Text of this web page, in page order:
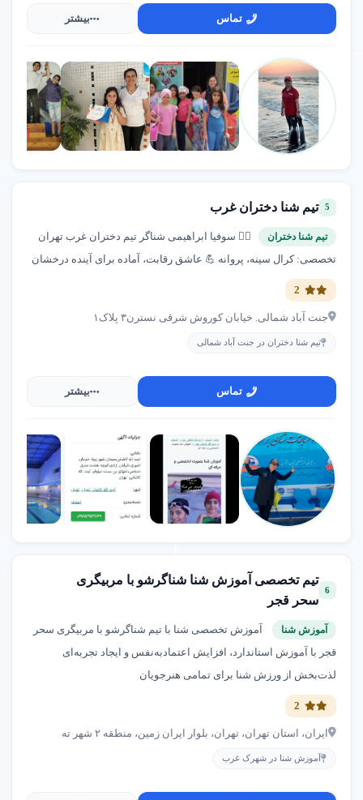
تماس بیشتر
5 تیم شنا دختران غرب
تیم شنا دختران
🏊‍♀️ سوفیا ابراهیمی شناگر تیم دختران غرب تهران
تخصصی: کرال سینه، پروانه 💪 عاشق رقابت، آماده برای آینده درخشان
جنت آباد شمالی. خیابان کوروش شرقی نسترن٣ پلاک١
تیم شنا دختران در جنت آباد شمالی
تماس بیشتر
6
تیم تخصصی آموزش شنا شناگرشو با مربیگری
سحر قجر
آموزش شنا
آموزش تخصصی شنا با تیم شناگرشو با مربیگری سحر
قجر با آموزش استاندارد، افزایش اعتمادبه‌نفس و ایجاد تجربه‌ای
لذت‌بخش از ورزش شنا برای تمامی هنرجویان
ایران، استان تهران، تهران، بلوار ایران زمین، منطقه ۲ شهر ته
آموزش شنا در شهرک غرب